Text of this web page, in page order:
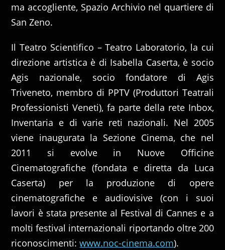
ma accogliente, Spazio Archivio nel quartiere di
San Zeno.
Il Teatro Scientifico – Teatro Laboratorio, la cui
direzione artistica è di Isabella Caserta, è socio
Agis nazionale, socio fondatore di Agis
Triveneto, membro di PPTV (Produttori Teatrali
Professionisti Veneti), fa parte della rete Inbox,
Inventaria e di varie reti nazionali. Nel 2005
viene inaugurata la Sezione Cinema, che nel
2011 si evolve in Nuove Officine
Cinematografiche (fondata e diretta da Luca
Caserta) per la produzione di opere
cinematografiche e audiovisive (con i suoi
lavori è stata presente al Festival di Cannes e a
molti festival internazionali riportando oltre 200
riconoscimenti:www.noc-cinema.com).